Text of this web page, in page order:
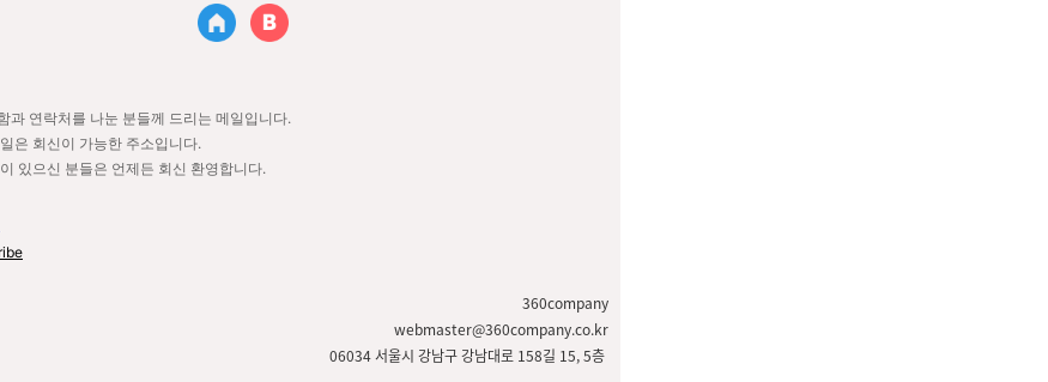
과 연락처를 나눈 분들께 드리는 메일입니다.
은 회신이 가능한 주소입니다.
있으신 분들은 언제든 회신 환영합니다.
360company
webmaster@360company.co.kr
06034 서울시 강남구 강남대로 158길 15, 5층